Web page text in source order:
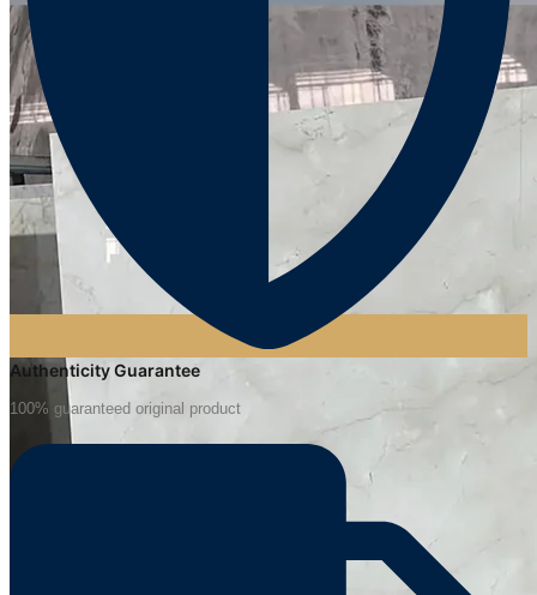
Authenticity Guarantee
100% guaranteed original product